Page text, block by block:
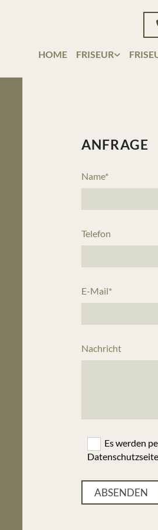
HOME FRISEUR
ANFRAGE
Name*
Telefon
E-Mail*
Nachricht
Es werden